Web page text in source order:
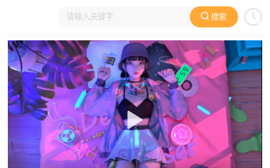
搜索
大家在看 日本动漫 国产动漫 欧美动漫 动漫电影